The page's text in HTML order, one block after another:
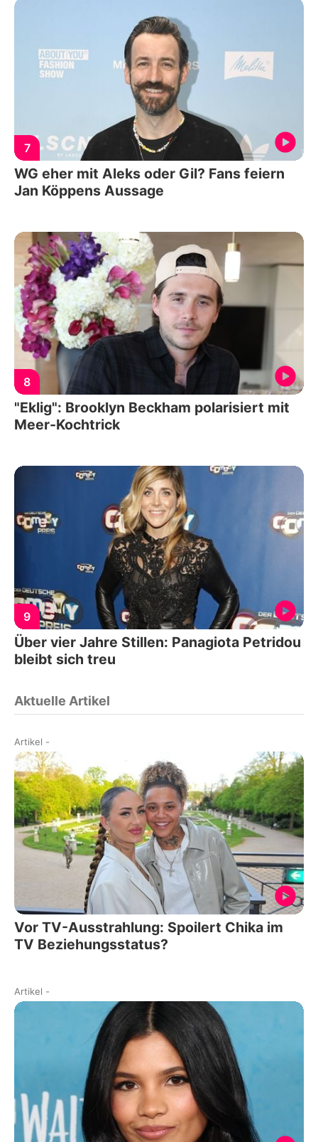
7
WG eher mit Aleks oder Gil? Fans feiern
Jan Köppens Aussage
8
"Eklig": Brooklyn Beckham polarisiert mit
Meer-Kochtrick
9
Über vier Jahre Stillen: Panagiota Petridou
bleibt sich treu
Aktuelle Artikel
Artikel -
Vor TV-Ausstrahlung: Spoilert Chika im
TV Beziehungsstatus?
Artikel -